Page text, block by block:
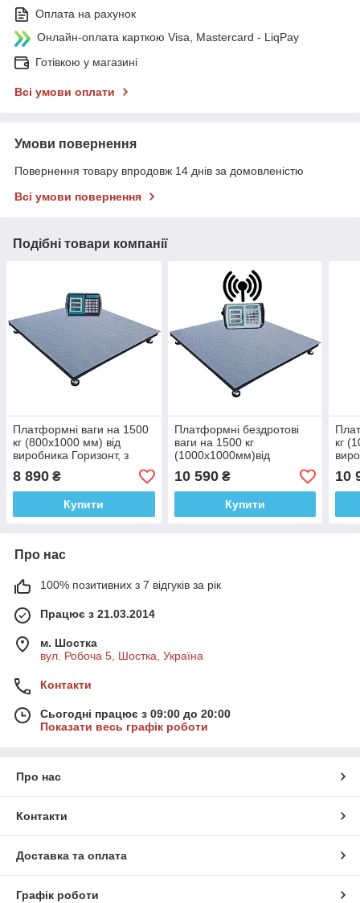
Оплата на рахунок
Онлайн-оплата карткою Visa, Mastercard - LiqPay
Готівкою у магазині
Всі умови оплати
Умови повернення
Повернення товару впродовж 14 днів за домовленістю
Всі умови повернення
Подібні товари компанії
Платформні ваги на 1500
кг (800х1000 мм) від
виробника Горизонт, з
калькулятором, серія
«СТАНДАРТ»
8 890 ₴
Купити
Платформні бездротові
ваги на 1500 кг
(1000х1000мм)від
виробника
Горизонт,калькулятор,серія
«СТАНДАРТ»
10 590₴
Купити
кг
10
Про нас
100% позитивних з 7 відгуків за рік
Працює з 21.03.2014
м. Шостка
вул. Робоча 5, Шостка, Україна
Контакти
Сьогодні працює з 09:00 до 20:00
Показати весь графік роботи
Про нас
Контакти
Доставка та оплата
Графік роботи